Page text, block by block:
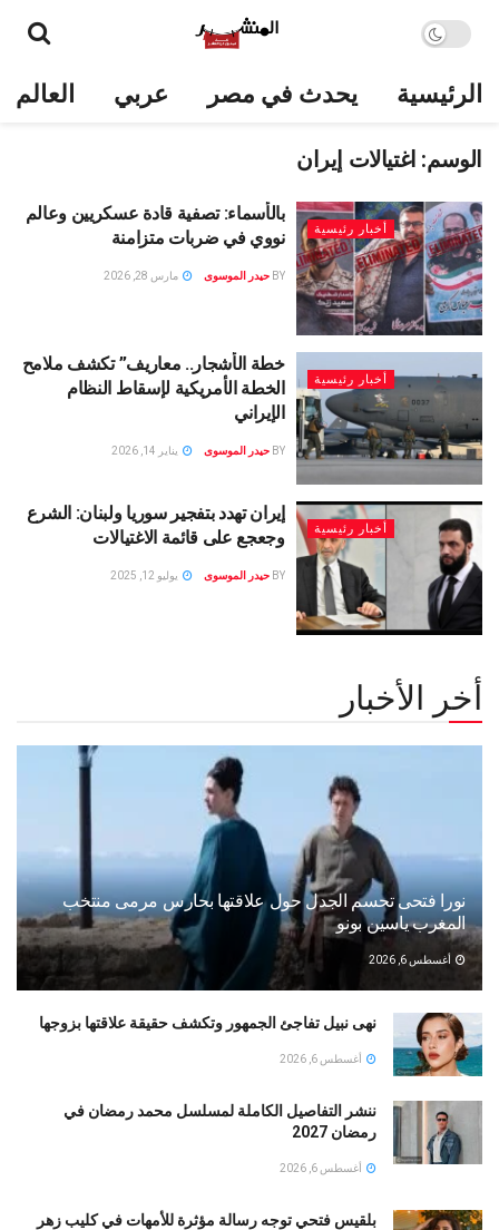
الرئيسية يحدث في مصر عربي العالم
الوسم: اغتيالات إيران
أخبار رئيسية
بالأسماء: تصفية قادة عسكريين وعالم
نووي في ضربات متزامنة
BY حيدر الموسوى مارس 28, 2026
أخبار رئيسية
خطة الأشجار.. معاريف” تكشف ملامح
الخطة الأمريكية لإسقاط النظام
الإيراني
BY حيدر الموسوى يناير 14, 2026
أخبار رئيسية
إيران تهدد بتفجير سوريا ولبنان: الشرع
وجعجع على قائمة الاغتيالات
BY حيدر الموسوى يوليو 12, 2025
أخر الأخبار
نورا فتحى تحسم الجدل حول علاقتها بحارس مرمى منتخب
المغرب ياسين بونو ‏
أغسطس 6, 2026
نهى نبيل تفاجئ الجمهور وتكشف حقيقة علاقتها بزوجها
أغسطس 6, 2026
ننشر التفاصيل الكاملة لمسلسل محمد رمضان في
رمضان 2027
أغسطس 6, 2026
بلقيس فتحي توجه رسالة مؤثرة للأمهات في كليب زهر